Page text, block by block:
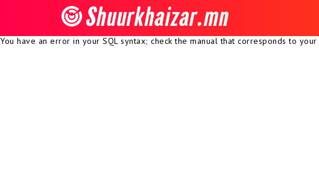
You have an error in your SQL syntax; check the manual that corresponds to